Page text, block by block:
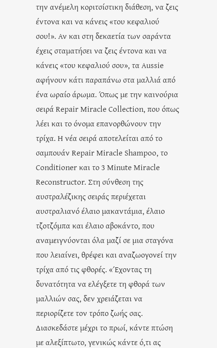
την ανέμελη κοριτσίστικη διάθεση, να ζεις
έντονα και να κάνεις «του κεφαλιού
σου!». Αν και στη δεκαετία των σαράντα
έχεις σταματήσει να ζεις έντονα και να
κάνεις «του κεφαλιού σου», τα Aussie
αφήνουν κάτι παραπάνω στα μαλλιά από
ένα ωραίο άρωμα. Όπως με την καινούρια
σειρά Repair Miracle Collection, που όπως
λέει και το όνομα επανορθώνουν την
τρίχα. Η νέα σειρά αποτελείται από το
σαμπουάν Repair Miracle Shampoo, το
Conditioner και το 3 Minute Miracle
Reconstructor. Στη σύνθεση της
αυστραλέζικης σειράς περιέχεται
αυστραλιανό έλαιο μακαντάμια, έλαιο
τζοτζόμπα και έλαιο αβοκάντο, που
αναμειγνύονται όλα μαζί σε μια σταγόνα
που λειαίνει, θρέφει και αναζωογονεί την
τρίχα από τις φθορές. «Έχοντας τη
δυνατότητα να ελέγξετε τη φθορά των
μαλλιών σας, δεν χρειάζεται να
περιορίζετε τον τρόπο ζωής σας.
Διασκεδάστε μέχρι το πρωί, κάντε πτώση
με αλεξίπτωτο, γενικώς κάντε ό,τι ας